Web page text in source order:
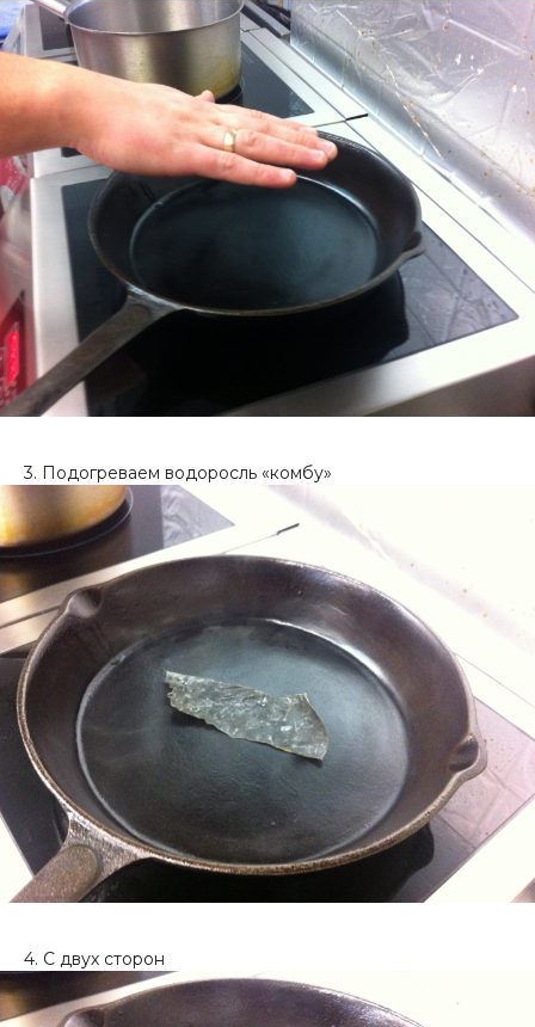
3. Подогреваем водоросль «комбу»
4. С двух сторон